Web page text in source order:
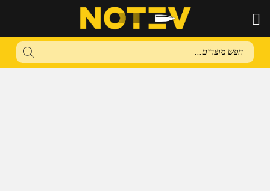
Products
search